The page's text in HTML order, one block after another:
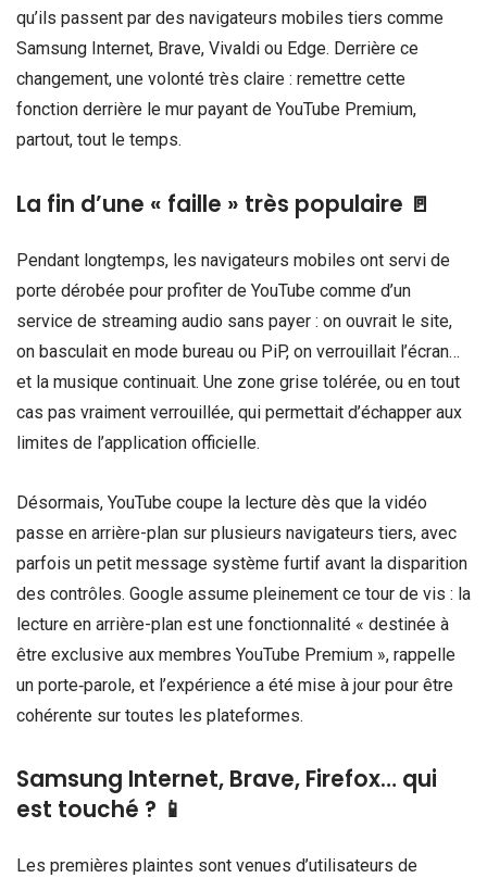
qu’ils passent par des navigateurs mobiles tiers comme
Samsung Internet, Brave, Vivaldi ou Edge. Derrière ce
changement, une volonté très claire : remettre cette
fonction derrière le mur payant de YouTube Premium,
partout, tout le temps.
La fin d’une « faille » très populaire 🚪
Pendant longtemps, les navigateurs mobiles ont servi de
porte dérobée pour profiter de YouTube comme d’un
service de streaming audio sans payer : on ouvrait le site,
on basculait en mode bureau ou PiP, on verrouillait l’écran…
et la musique continuait. Une zone grise tolérée, ou en tout
cas pas vraiment verrouillée, qui permettait d’échapper aux
limites de l’application officielle.
Désormais, YouTube coupe la lecture dès que la vidéo
passe en arrière-plan sur plusieurs navigateurs tiers, avec
parfois un petit message système furtif avant la disparition
des contrôles. Google assume pleinement ce tour de vis : la
lecture en arrière-plan est une fonctionnalité « destinée à
être exclusive aux membres YouTube Premium », rappelle
un porte‑parole, et l’expérience a été mise à jour pour être
cohérente sur toutes les plateformes.
Samsung Internet, Brave, Firefox… qui
est touché ? 📱
Les premières plaintes sont venues d’utilisateurs de